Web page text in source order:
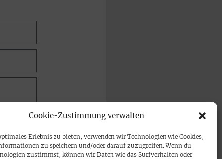
Cookie-Zustimmung verwalten
Erlebnis zu bieten, verwenden wir Technologien wie Cookies,
zu speichern und/oder darauf zuzugreifen. Wenn du
zustimmst, können wir Daten wie das Surfverhalten oder